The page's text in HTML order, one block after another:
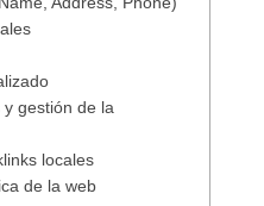
gestión de la
locales
de la web